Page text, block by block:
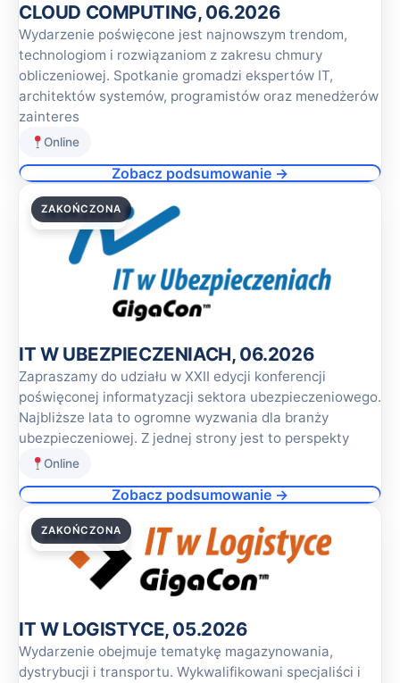
CLOUD COMPUTING, 06.2026
Wydarzenie poświęcone jest najnowszym trendom,
technologiom i rozwiązaniom z zakresu chmury
obliczeniowej. Spotkanie gromadzi ekspertów IT,
architektów systemów, programistów oraz menedżerów
zainteres
Online
Zobacz podsumowanie →
18.06.2026
ZAKOŃCZONA
IT W UBEZPIECZENIACH, 06.2026
Zapraszamy do udziału w XXII edycji konferencji
poświęconej informatyzacji sektora ubezpieczeniowego.
Najbliższe lata to ogromne wyzwania dla branży
ubezpieczeniowej. Z jednej strony jest to perspekty
Online
Zobacz podsumowanie →
28.05.2026
ZAKOŃCZONA
IT W LOGISTYCE, 05.2026
Wydarzenie obejmuje tematykę magazynowania,
dystrybucji i transportu. Wykwalifikowani specjaliści i